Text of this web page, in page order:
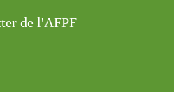
de l'AFPF